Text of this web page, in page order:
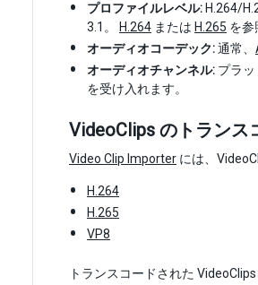
プロファイルレベル: H.264/
3.1。
H.264 または H.265 を参
オーディオコーデック:通常、
オーディオチャンネル: プラ
を受け入れます。
VideoClips のトランス
Video Clip Importer には、
H.264
H.265
VP8
トランスコードされた